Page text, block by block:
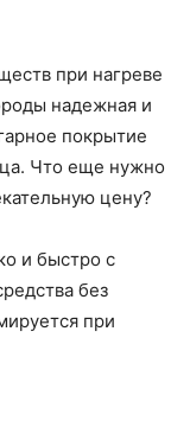
при нагреве
надежная и
покрытие
Что еще нужно
цену?
и быстро с
без
при